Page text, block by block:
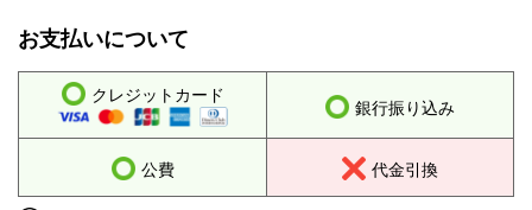
お支払いについて
クレジットカード
銀行振り込み
公費 代金引換